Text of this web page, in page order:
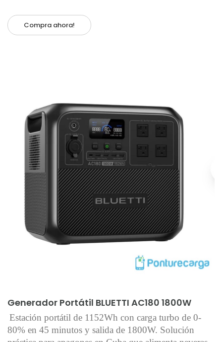
Compra ahora!
Generador Portátil BLUETTI AC180 1800W
Estación portátil de 1152Wh con carga turbo de 0-
80% en 45 minutos y salida de 1800W. Solución